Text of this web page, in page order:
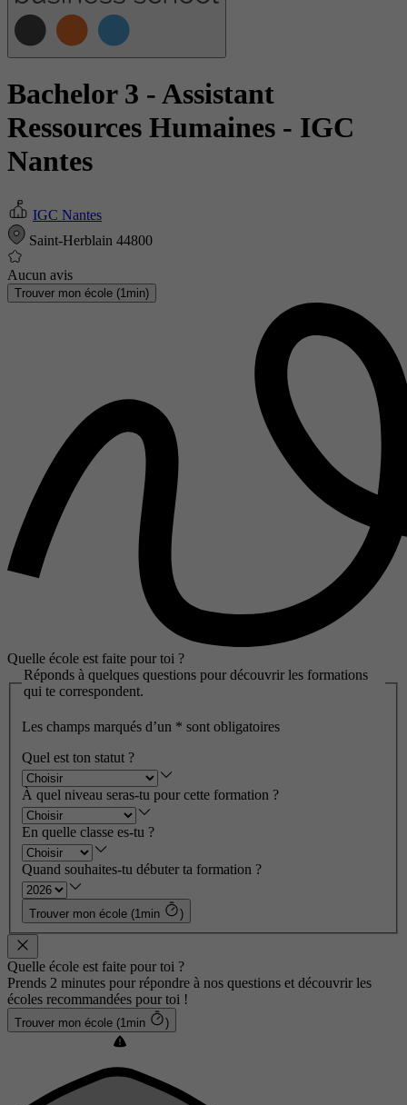
Bachelor 3 - Assistant
Ressources Humaines - IGC
Nantes
IGC Nantes
Saint-Herblain 44800
Aucun avis
Trouver mon école (1min)
Quelle école est faite pour toi ?
Réponds à quelques questions pour découvrir les formations
qui te correspondent.
Les champs marqués d’un * sont obligatoires
Quel est ton statut ?
À quel niveau seras-tu pour cette formation ?
En quelle classe es-tu ?
Quand souhaites-tu débuter ta formation ?
Trouver mon école (1min )
Quelle école est faite pour toi ?
Prends 2 minutes pour répondre à nos questions et découvrir les
écoles recommandées pour toi !
Trouver mon école (1min )